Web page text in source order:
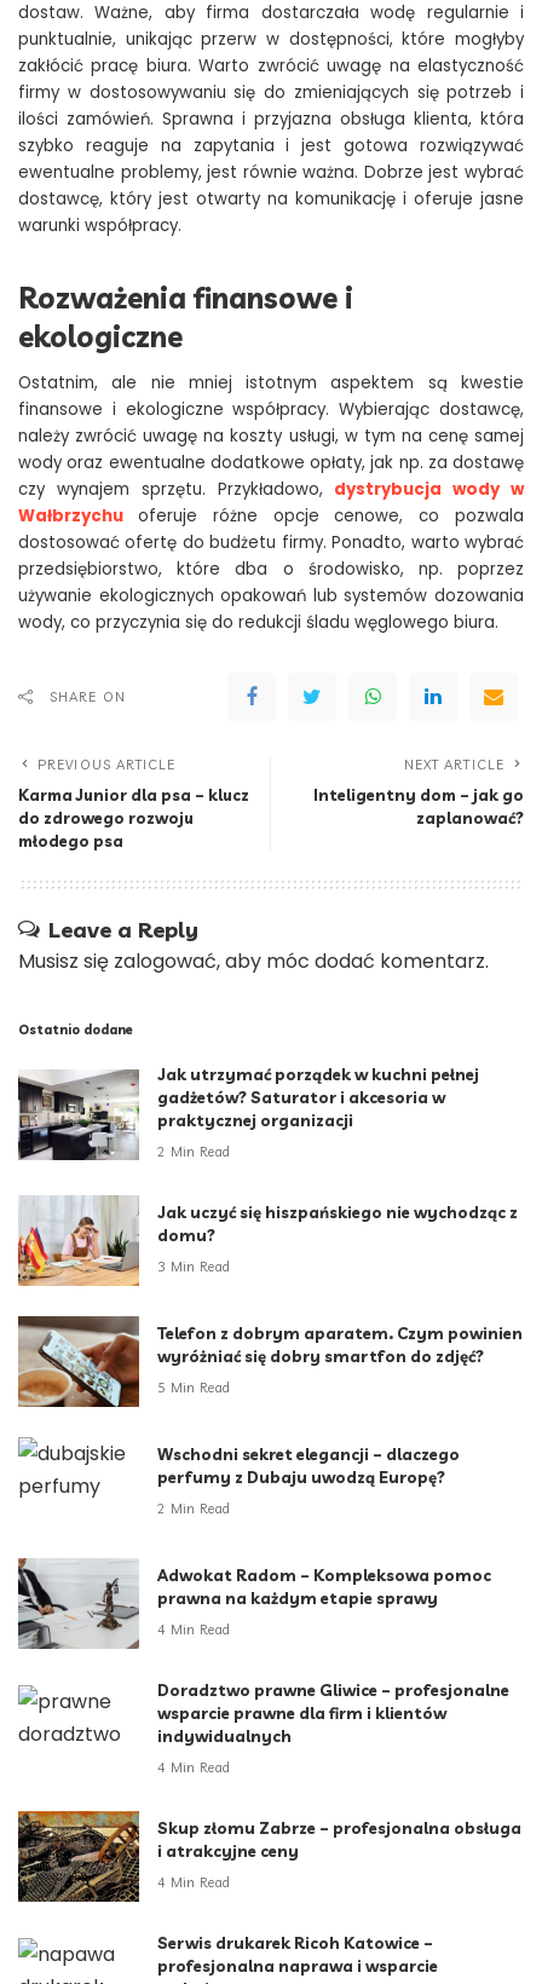
dostaw. Ważne, aby firma dostarczała wodę regularnie i
punktualnie, unikając przerw w dostępności, które mogłyby
zakłócić pracę biura. Warto zwrócić uwagę na elastyczność
firmy w dostosowywaniu się do zmieniających się potrzeb i
ilości zamówień. Sprawna i przyjazna obsługa klienta, która
szybko reaguje na zapytania i jest gotowa rozwiązywać
ewentualne problemy, jest równie ważna. Dobrze jest wybrać
dostawcę, który jest otwarty na komunikację i oferuje jasne
warunki współpracy.
Rozważenia finansowe i
ekologiczne
Ostatnim, ale nie mniej istotnym aspektem są kwestie
finansowe i ekologiczne współpracy. Wybierając dostawcę,
należy zwrócić uwagę na koszty usługi, w tym na cenę samej
wody oraz ewentualne dodatkowe opłaty, jak np. za dostawę
czy wynajem sprzętu. Przykładowo, dystrybucja wody w
Wałbrzychu
oferuje różne opcje cenowe, co pozwala
dostosować ofertę do budżetu firmy. Ponadto, warto wybrać
przedsiębiorstwo, które dba o środowisko, np. poprzez
używanie ekologicznych opakowań lub systemów dozowania
wody, co przyczynia się do redukcji śladu węglowego biura.
SHARE ON
PREVIOUS ARTICLE
Karma Junior dla psa – klucz
do zdrowego rozwoju
młodego psa
NEXT ARTICLE
Inteligentny dom – jak go
zaplanować?
Leave a Reply
Musisz się zalogować, aby móc dodać komentarz.
Ostatnio dodane
Jak utrzymać porządek w kuchni pełnej
gadżetów? Saturator i akcesoria w
praktycznej organizacji
2 Min Read
Jak uczyć się hiszpańskiego nie wychodząc z
domu?
3 Min Read
Telefon z dobrym aparatem. Czym powinien
wyróżniać się dobry smartfon do zdjęć?
5 Min Read
Wschodni sekret elegancji – dlaczego
perfumy z Dubaju uwodzą Europę?
2 Min Read
Adwokat Radom – Kompleksowa pomoc
prawna na każdym etapie sprawy
4 Min Read
Doradztwo prawne Gliwice – profesjonalne
wsparcie prawne dla firm i klientów
indywidualnych
4 Min Read
Skup złomu Zabrze – profesjonalna obsługa
i atrakcyjne ceny
4 Min Read
Serwis drukarek Ricoh Katowice –
profesjonalna naprawa i wsparcie